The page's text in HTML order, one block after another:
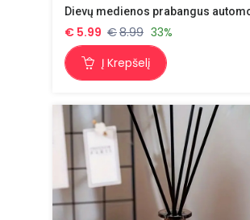
€ 5.99 €8.99 33%
Į Krepšelį